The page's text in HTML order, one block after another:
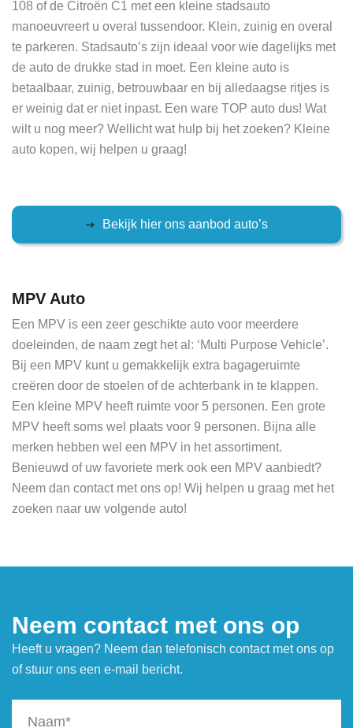
108 of de Citroën C1 met een kleine stadsauto
manoeuvreert u overal tussendoor. Klein, zuinig en overal
te parkeren. Stadsauto’s zijn ideaal voor wie dagelijks met
de auto de drukke stad in moet. Een kleine auto is
betaalbaar, zuinig, betrouwbaar en bij alledaagse ritjes is
er weinig dat er niet inpast. Een ware TOP auto dus! Wat
wilt u nog meer? Wellicht wat hulp bij het zoeken? Kleine
auto kopen, wij helpen u graag!
Bekijk hier ons aanbod auto’s
MPV Auto
Een MPV is een zeer geschikte auto voor meerdere
doeleinden, de naam zegt het al: ‘Multi Purpose Vehicle’.
Bij een MPV kunt u gemakkelijk extra bagageruimte
creëren door de stoelen of de achterbank in te klappen.
Een kleine MPV heeft ruimte voor 5 personen. Een grote
MPV heeft soms wel plaats voor 9 personen. Bijna alle
merken hebben wel een MPV in het assortiment.
Benieuwd of uw favoriete merk ook een MPV aanbiedt?
Neem dan contact met ons op! Wij helpen u graag met het
zoeken naar uw volgende auto!
Neem contact met ons op
Heeft u vragen? Neem dan telefonisch contact met ons op
of stuur ons een e-mail bericht.